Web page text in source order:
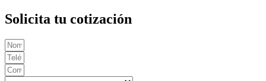
Solicita tu cotización